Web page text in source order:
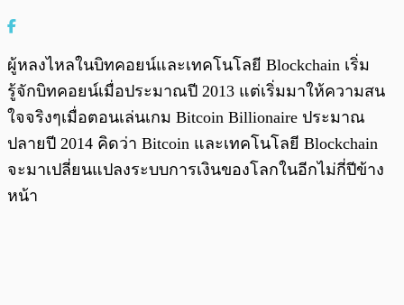
ผู้หลงไหลในบิทคอยน์และเทคโนโลยี Blockchain เริ่ม
รู้จักบิทคอยน์เมื่อประมาณปี 2013 แต่เริ่มมาให้ความสน
ใจจริงๆเมื่อตอนเล่นเกม Bitcoin Billionaire ประมาณ
ปลายปี 2014 คิดว่า Bitcoin และเทคโนโลยี Blockchain
จะมาเปลี่ยนแปลงระบบการเงินของโลกในอีกไม่กี่ปีข้าง
หน้า